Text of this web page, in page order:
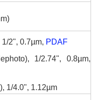
2", 0.7µm, PDAF
1/2.74", 0.8µm,
1/4.0", 1.12µm